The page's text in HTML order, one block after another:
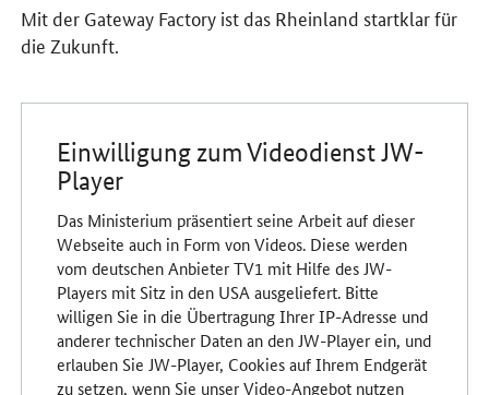
Mit der Gateway Factory ist das Rheinland startklar für
die Zukunft.
Einwilligung zum Videodienst JW-
Player
Das Ministerium präsentiert seine Arbeit auf dieser
Webseite auch in Form von Videos. Diese werden
vom deutschen Anbieter TV1 mit Hilfe des JW-
Players mit Sitz in den USA ausgeliefert. Bitte
willigen Sie in die Übertragung Ihrer IP-Adresse und
anderer technischer Daten an den JW-Player ein, und
erlauben Sie JW-Player, Cookies auf Ihrem Endgerät
zu setzen, wenn Sie unser Video-Angebot nutzen